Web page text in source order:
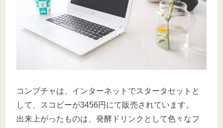
コンブチャは、インターネットでスタータセットと
して、スコビーが3456円にて販売されています。
出来上がったものは、発酵ドリンクとして色々なフ